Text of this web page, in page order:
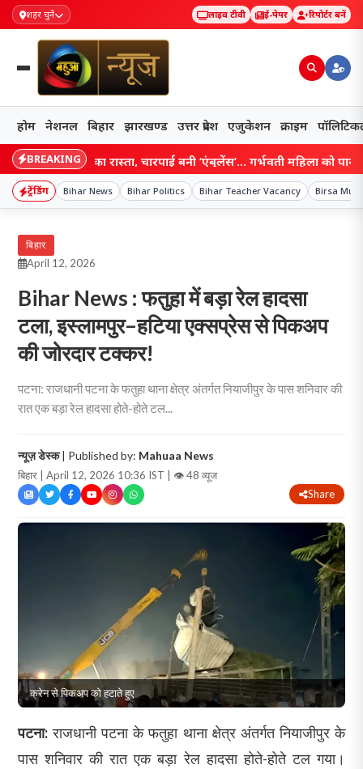
शहर चुनें लाइव टीवी ई-पेपर रिपोर्टर बनें
होम नेशनल बिहार झारखण्ड उत्तर प्रदेश एजुकेशन क्राइम
BREAKING
सड़क का रास्ता, चारपाई बनी ‘एंबुलेंस’… गर्भवती महिला को पानी के
ट्रेंडिंग Bihar News Bihar Politics Bihar Teacher Vacancy Birsa
बिहार
April 12, 2026
Bihar News : फतुहा में बड़ा रेल हादसा
टला, इस्लामपुर–हटिया एक्सप्रेस से पिकअप
की जोरदार टक्कर!
पटना: राजधानी पटना के फतुहा थाना क्षेत्र अंतर्गत नियाजीपुर के पास शनिवार की
रात एक बड़ा रेल हादसा होते-होते टल...
न्यूज़ डेस्क| Published by: Mahuaa News
बिहार | April 12, 2026 10:36 IST | 👁 48 व्यूज
Share
क्रेन से पिकअप को हटाते हुए
पटना: राजधानी पटना के फतुहा थाना क्षेत्र अंतर्गत नियाजीपुर के
पास शनिवार की रात एक बड़ा रेल हादसा होते-होते टल गया।